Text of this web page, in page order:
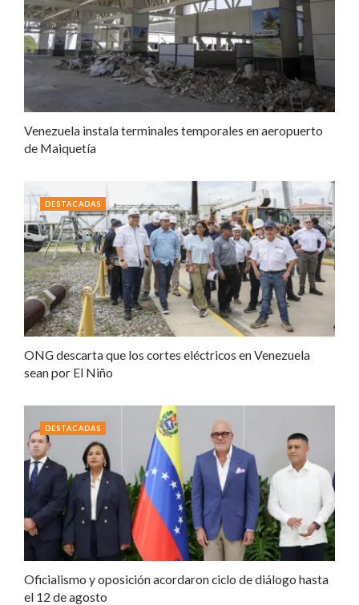
Venezuela instala terminales temporales en aeropuerto
de Maiquetía
ONG descarta que los cortes eléctricos en Venezuela
sean por El Niño
DESTACADAS
Oficialismo y oposición acordaron ciclo de diálogo hasta
el 12 de agosto
DESTACADAS